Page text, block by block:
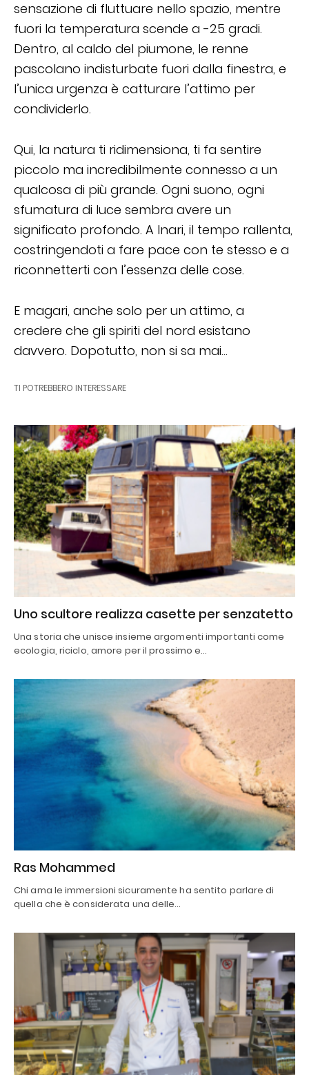
sensazione di fluttuare nello spazio, mentre
fuori la temperatura scende a -25 gradi.
Dentro, al caldo del piumone, le renne
pascolano indisturbate fuori dalla finestra, e
l’unica urgenza è catturare l’attimo per
condividerlo.
Qui, la natura ti ridimensiona, ti fa sentire
piccolo ma incredibilmente connesso a un
qualcosa di più grande. Ogni suono, ogni
sfumatura di luce sembra avere un
significato profondo. A Inari, il tempo rallenta,
costringendoti a fare pace con te stesso e a
riconnetterti con l’essenza delle cose.
E magari, anche solo per un attimo, a
credere che gli spiriti del nord esistano
davvero. Dopotutto, non si sa mai…
TI POTREBBERO INTERESSARE
Uno scultore realizza casette per senzatetto
Una storia che unisce insieme argomenti importanti come
ecologia, riciclo, amore per il prossimo e…
Ras Mohammed
Chi ama le immersioni sicuramente ha sentito parlare di
quella che è considerata una delle…